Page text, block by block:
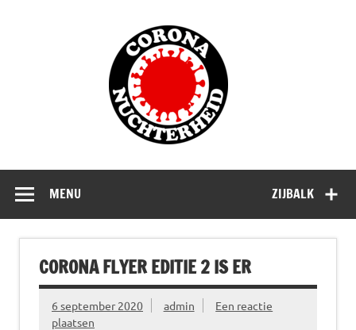
ZIJBALK
MENU
CORONA FLYER EDITIE 2 IS ER
6 september 2020 admin
Een reactie
plaatsen